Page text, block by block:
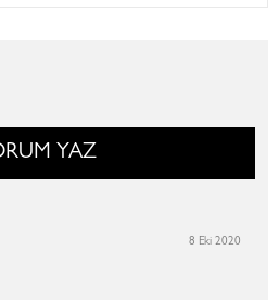
YAZ
8 Eki 2020